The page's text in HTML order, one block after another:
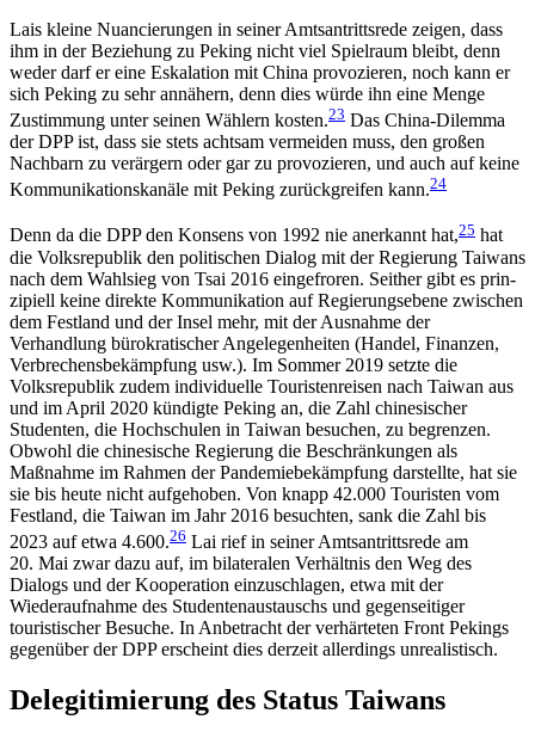
Lais kleine Nuancierungen in seiner Amtsantrittsrede zeigen, dass
ihm in der Beziehung zu Peking nicht viel Spielraum bleibt, denn
weder darf er eine Eskalation mit China provozieren, noch kann er
sich Peking zu sehr annähern, denn dies würde ihn eine Menge
Zustimmung unter seinen Wählern kosten.23 Das China-Dilemma
der DPP ist, dass sie stets achtsam vermeiden muss, den großen
Nachbarn zu verärgern oder gar zu provozieren, und auch auf keine
Kom­munikationskanäle mit Peking zurückgreifen kann.24
Denn da die DPP den Konsens von 1992 nie an­erkannt hat,25 hat
die Volksrepublik den politischen Dialog mit der Regierung Taiwans
nach dem Wahl­sieg von Tsai 2016 eingefroren. Seither gibt es prin­
zipiell keine direkte Kommunikation auf Regierungsebene zwischen
dem Festland und der Insel mehr, mit der Ausnahme der
Verhandlung bürokratischer Angelegenheiten (Handel, Finanzen,
Verbrechens­bekämpfung usw.). Im Sommer 2019 setzte die
Volksrepublik zudem individuelle Touristenreisen nach Taiwan aus
und im April 2020 kündigte Peking an, die Zahl chinesischer
Studenten, die Hochschulen in Taiwan besuchen, zu begrenzen.
Obwohl die chine­sische Regierung die Beschränkungen als
Maßnahme im Rahmen der Pandemiebekämpfung darstellte, hat sie
sie bis heute nicht aufgehoben. Von knapp 42.000 Touristen vom
Festland, die Taiwan im Jahr 2016 be­suchten, sank die Zahl bis
2023 auf etwa 4.600.26 Lai rief in seiner Amtsantrittsrede am
20. Mai zwar dazu auf, im bilateralen Verhältnis den Weg des
Dialogs und der Kooperation einzuschlagen, etwa mit der
Wiederaufnahme des Studentenaustauschs und gegenseitiger
touristischer Besuche. In Anbetracht der verhärteten Front Pekings
gegenüber der DPP erscheint dies derzeit allerdings unrealistisch.
Delegitimierung des Status Taiwans